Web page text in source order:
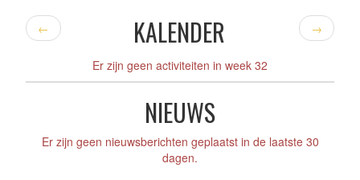
← KALENDER →
Er zijn geen activiteiten in week 32
NIEUWS
Er zijn geen nieuwsberichten geplaatst in de laatste 30
dagen.